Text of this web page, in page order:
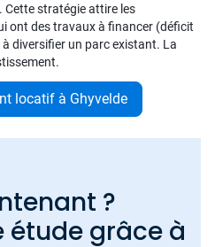
Cette stratégie attire les
ont des travaux à financer (déficit
diversifier un parc existant. La
locatif à Ghyvelde
?
étude grâce à